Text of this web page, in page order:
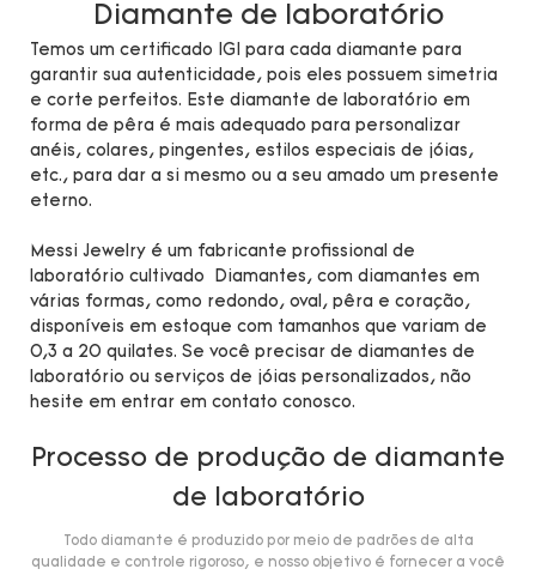
Diamante de laboratório
Temos um certificado IGI para cada diamante para
garantir sua autenticidade, pois eles possuem simetria
e corte perfeitos. Este diamante de laboratório em
forma de pêra é mais adequado para personalizar
anéis, colares, pingentes, estilos especiais de jóias,
etc., para dar a si mesmo ou a seu amado um presente
eterno.
Messi Jewelry é um fabricante profissional de
laboratório cultivado Diamantes, com diamantes em
várias formas, como redondo, oval, pêra e coração,
disponíveis em estoque com tamanhos que variam de
0,3 a 20 quilates. Se você precisar de diamantes de
laboratório ou serviços de jóias personalizados, não
hesite em entrar em contato conosco.
Processo de produção de diamante
de laboratório
Todo diamante é produzido por meio de padrões de alta
qualidade e controle rigoroso, e nosso objetivo é fornecer a você